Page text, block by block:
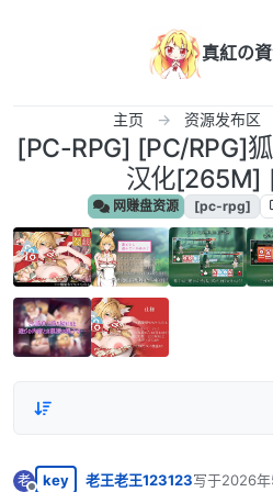
真紅の
主页 资源发布区
[PC-RPG] [PC/RPG]
汉化[265M]
网赚盘资源 [pc-rpg]
老 key 老王老王123123写于2026